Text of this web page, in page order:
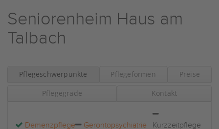
Seniorenheim Haus am
Talbach
Pflegeschwerpunkte Pflegeformen Preise
Pflegegrade Kontakt
Demenzpflege Gerontopsychiatrie
Kurzzeitpflege